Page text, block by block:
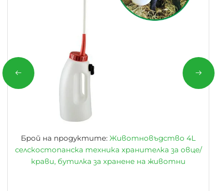
Брой на продуктите: Животновъдство 4L
селскостопанска техника хранителка за овце/
крави, бутилка за хранене на животни